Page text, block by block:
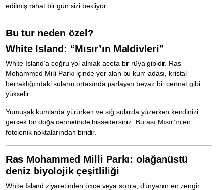
edilmiş rahat bir gün sizi bekliyor.
Bu tur neden özel?
White Island: “Mısır’ın Maldivleri”
White Island’a doğru yol almak adeta bir rüya gibidir. Ras
Mohammed Milli Parkı içinde yer alan bu kum adası, kristal
berraklığındaki suların ortasında parlayan beyaz bir cennet gibi
yükselir.
Yumuşak kumlarda yürürken ve sığ sularda yüzerken kendinizi
gerçek bir doğa cennetinde hissedersiniz. Burası Mısır’ın en
fotojenik noktalarından biridir.
Ras Mohammed Milli Parkı: olağanüstü
deniz biyolojik çeşitliliği
White Island ziyaretinden önce veya sonra, dünyanın en zengin